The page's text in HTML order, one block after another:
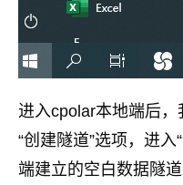
进入cpolar本地端后，
“创建隧道”选项，进
端建立的空白数据隧